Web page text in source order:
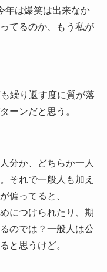
年は爆笑は出来なか
てるのか、もう私が
繰り返す度に質が落
ーンだと思う。
分か、どちらか一人
それで一般人も加え
偏ってると、
につけられたり、期
のでは？一般人は公
と思うけど。